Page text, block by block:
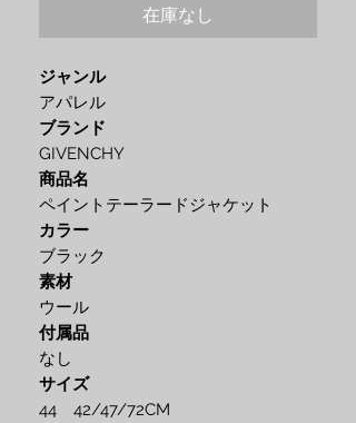
在庫なし
ジャンル
アパレル
ブランド
GIVENCHY
商品名
ペイントテーラードジャケット
カラー
ブラック
素材
ウール
付属品
なし
サイズ
44 42/47/72CM